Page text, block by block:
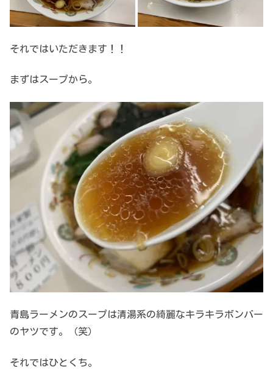
それではいただきます！！
まずはスープから。
青島ラーメンのスープは清湯系の綺麗なキラキラボンバー
のヤツです。（笑）
それではひとくち。